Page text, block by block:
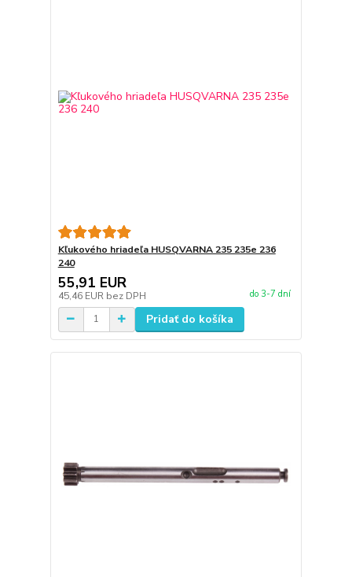
Kľukového hriadeľa HUSQVARNA 235 235e 236
240
55,91 EUR
45,46 EUR bez DPH do 3-7 dní
Pridať do košíka